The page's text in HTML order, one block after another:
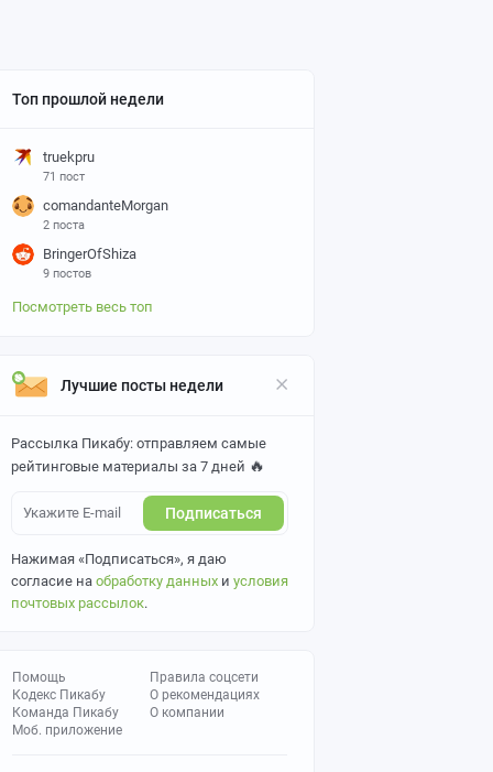
Топ прошлой недели
truekpru
71 пост
comandanteMorgan
2 поста
BringerOfShiza
9 постов
Посмотреть весь топ
Лучшие посты недели
Рассылка Пикабу: отправляем самые
рейтинговые материалы за 7 дней 🔥
Подписаться
Нажимая «Подписаться», я даю
согласие на обработку данных и условия
почтовых рассылок.
Помощь
Кодекс Пикабу
Команда Пикабу
Моб. приложение
Правила соцсети
О рекомендациях
О компании